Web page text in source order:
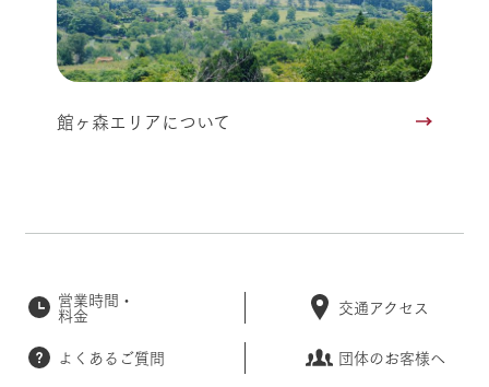
館ヶ森エリアについて
営業時間・
料金 交通アクセス
よくあるご質問
団体のお客様へ